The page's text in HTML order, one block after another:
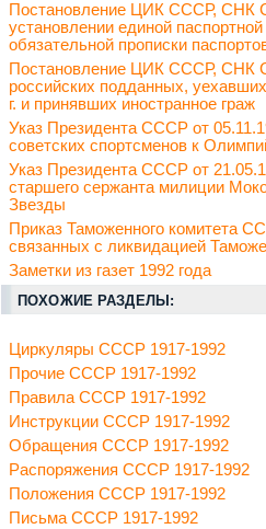
Постановление ЦИК СССР, СНК
установлении единой
обязательной прописки
Постановление ЦИК СССР, СНК
российских подданных,
г. и принявших иностранное граж
Указ Президента СССР от
советских спортсменов к
Указ Президента СССР от
старшего сержанта милиции
Звезды
Приказ Таможенного комитета
связанных с ликвидацией
Заметки из газет 1992 года
ПОХОЖИЕ РАЗДЕЛЫ:
Циркуляры СССР 1917-1992
Прочие СССР 1917-1992
Правила СССР 1917-1992
Инструкции СССР 1917-1992
Обращения СССР 1917-1992
Распоряжения СССР 1917-1992
Положения СССР 1917-1992
Письма СССР 1917-1992